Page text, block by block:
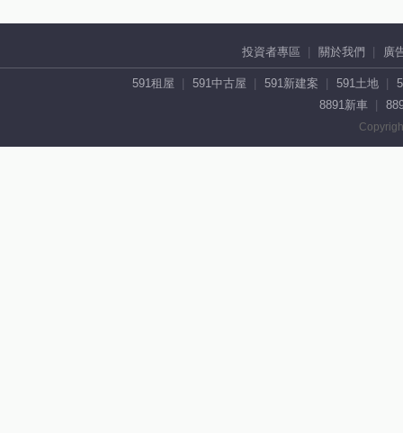
投資者專區 關於我們 廣
591租屋 591中古屋 591新建案 591土地
8891新車